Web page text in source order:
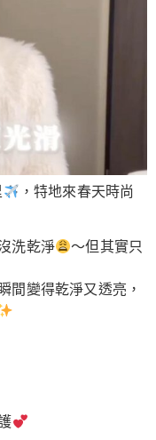
，特地來春天時尚
洗乾淨
～但其實只
間變得乾淨又透亮，